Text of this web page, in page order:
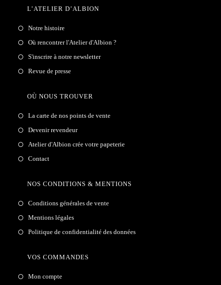
L’ATELIER D’ALBION
Notre histoire
Où rencontrer l'Atelier d'Albion ?
S'inscrire à notre newsletter
Revue de presse
OÙ NOUS TROUVER
La carte de nos points de vente
Devenir revendeur
Atelier d'Albion crée votre papeterie
Contact
NOS CONDITIONS & MENTIONS
Conditions générales de vente
Mentions légales
Politique de confidentialité des données
VOS COMMANDES
Mon compte